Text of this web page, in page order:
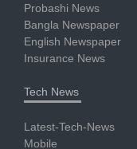
Probashi News
Bangla Newspaper
English Newspaper
Insurance News
Tech News
Latest-Tech-News
Mobile